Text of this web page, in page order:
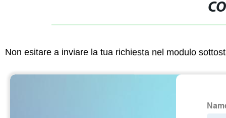
Non esitare a inviare la tua richiesta nel modulo